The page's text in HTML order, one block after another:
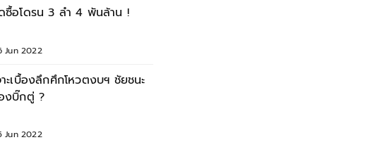
ซื้อโดรน 3 ลำ 4 พันล้าน !
Jun 2022
าะเบื้องลึกศึกโหวตงบฯ ชัยชนะ
งบิ๊กตู่ ?
Jun 2022